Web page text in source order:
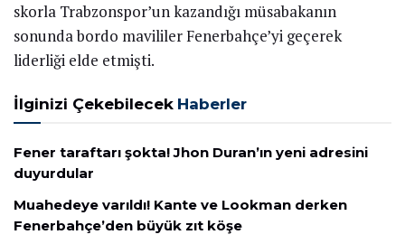
skorla Trabzonspor’un kazandığı müsabakanın
sonunda bordo mavililer Fenerbahçe’yi geçerek
liderliği elde etmişti.
İlginizi Çekebilecek Haberler
Fener taraftarı şokta! Jhon Duran’ın yeni adresini
duyurdular
Muahedeye varıldı! Kante ve Lookman derken
Fenerbahçe’den büyük zıt köşe